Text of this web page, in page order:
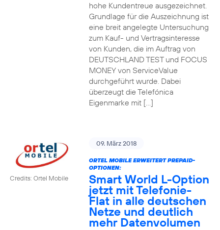
hohe Kundentreue ausgezeichnet.
Grundlage für die Auszeichnung ist
eine breit angelegte Untersuchung
zum Kauf- und Vertragsinteresse
von Kunden, die im Auftrag von
DEUTSCHLAND TEST und FOCUS
MONEY von ServiceValue
durchgeführt wurde. Dabei
überzeugt die Telefónica
Eigenmarke mit […]
Credits: Ortel Mobile
09. März 2018
ORTEL MOBILE ERWEITERT PREPAID-
OPTIONEN:
Smart World L-Option
jetzt mit Telefonie-
Flat in alle deutschen
Netze und deutlich
mehr Datenvolumen